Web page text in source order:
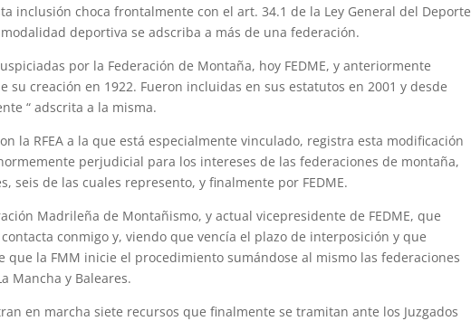
inclusión choca frontalmente con el art. 34.1 de la Ley General del Deporte
deportiva se adscriba a más de una federación.
por la Federación de Montaña, hoy FEDME, y anteriormente
su creación en 1922. Fueron incluidas en sus estatutos en 2001 y desde
“ adscrita a la misma.
la RFEA a la que está especialmente vinculado, registra esta modificación
perjudicial para los intereses de las federaciones de montaña,
seis de las cuales represento, y finalmente por FEDME.
Madrileña de Montañismo, y actual vicepresidente de FEDME, que
conmigo y, viendo que vencía el plazo de interposición y que
que la FMM inicie el procedimiento sumándose al mismo las federaciones
Mancha y Baleares.
en marcha siete recursos que finalmente se tramitan ante los Juzgados